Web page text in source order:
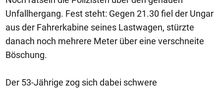
Unfallhergang. Fest steht: Gegen 21.30 fiel der Ungar
aus der Fahrerkabine seines Lastwagen, stürzte
danach noch mehrere Meter über eine verschneite
Böschung.
Der 53-Jährige zog sich dabei schwere